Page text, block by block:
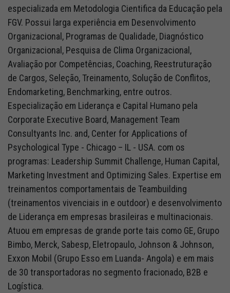
especializada em Metodologia Cientifica da Educação pela
FGV. Possui larga experiência em Desenvolvimento
Organizacional, Programas de Qualidade, Diagnóstico
Organizacional, Pesquisa de Clima Organizacional,
Avaliação por Competências, Coaching, Reestruturação
de Cargos, Seleção, Treinamento, Solução de Conflitos,
Endomarketing, Benchmarking, entre outros.
Especialização em Liderança e Capital Humano pela
Corporate Executive Board, Management Team
Consultyants Inc. and, Center for Applications of
Psychological Type - Chicago – IL - USA. com os
programas: Leadership Summit Challenge, Human Capital,
Marketing Investment and Optimizing Sales. Expertise em
treinamentos comportamentais de Teambuilding
(treinamentos vivenciais in e outdoor) e desenvolvimento
de Liderança em empresas brasileiras e multinacionais.
Atuou em empresas de grande porte tais como GE, Grupo
Bimbo, Merck, Sabesp, Eletropaulo, Johnson & Johnson,
Exxon Mobil (Grupo Esso em Luanda- Angola) e em mais
de 30 transportadoras no segmento fracionado, B2B e
Logística.